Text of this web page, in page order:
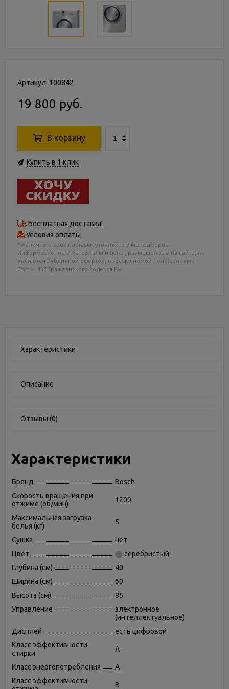
Артикул: 100842
19 800 руб.
В корзину
Купить в 1 клик
Бесплатная доставка!
Условия оплаты
* Наличие и срок поставки уточняйте у менеджеров.
Информационные материалы и цены, размещенные на сайте, не
являются публичной офертой, определяемой положениями
Статьи 437 Гражданского кодекса РФ.
Характеристики
Описание
Отзывы (0)
Характеристики
Бренд
Bosch
Скорость вращения при
отжиме (об/мин)
1200
Максимальная загрузка
белья (кг)
5
Сушка
нет
Цвет
серебристый
Глубина (см)
40
Ширина (см)
60
Высота (см)
85
Управление
электронное
(интеллектуальное)
Дисплей
есть цифровой
Класс эффективности
стирки
A
Класс энергопотребления
A
Класс эффективности
B